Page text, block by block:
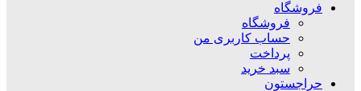
فروشگاه
فروشگاه
حساب کاربری من
پرداخت
سبد خرید
حراجستون